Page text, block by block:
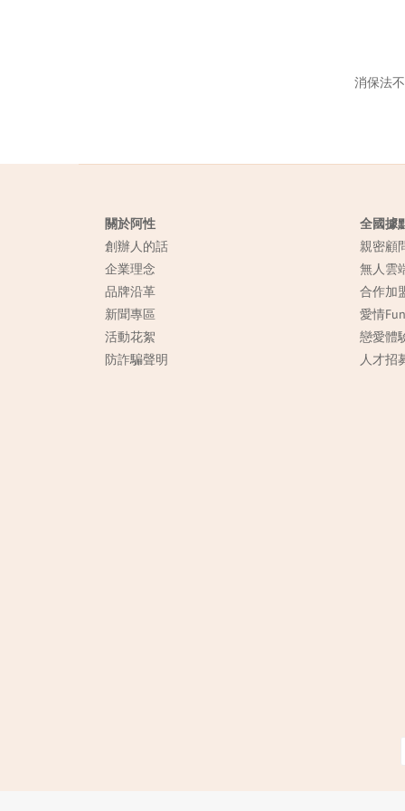
消保法
關於阿性
創辦人的話
企業理念
品牌沿革
新聞專區
活動花絮
防詐騙聲明
全國據
親密顧
無人雲
合作加
愛情
戀愛體
人才招